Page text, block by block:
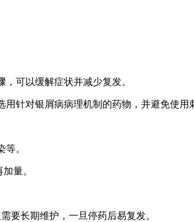
可以缓解症状并减少复发。
针对银屑病病理机制的药物，并避免使用
。
量。
要长期维护，一旦停药后易复发。